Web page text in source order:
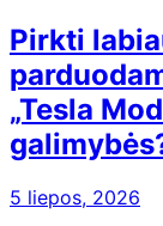
Pirkti
„Tesla
5 liepos, 2026